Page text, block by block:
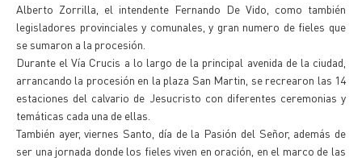
Alberto Zorrilla, el intendente Fernando De Vido, como también
legisladores provinciales y comunales, y gran numero de fieles que
se sumaron a la procesión.
Durante el Vía Crucis a lo largo de la principal avenida de la ciudad,
arrancando la procesión en la plaza San Martin, se recrearon las 14
estaciones del calvario de Jesucristo con diferentes ceremonias y
temáticas cada una de ellas.
También ayer, viernes Santo, día de la Pasión del Señor, además de
ser una jornada donde los fieles viven en oración, en el marco de las